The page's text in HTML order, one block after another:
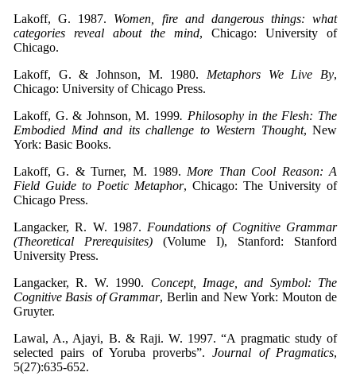
Lakoff, G. 1987. Women, fire and dangerous things: what
categories
reveal about the mind, Chicago: University of
Chicago.
Lakoff, G. & Johnson, M. 1980. Metaphors We Live By,
Chicago: University of Chicago Press.
Lakoff, G. & Johnson, M. 1999. Philosophy in the Flesh: The
Embodied Mind and its challenge to Western Thought, New
York: Basic Books.
Lakoff, G. & Turner, M. 1989. More Than Cool Reason: A
Field Guide to Poetic Metaphor, Chicago: The University of
Chicago Press.
Langacker, R. W. 1987. Foundations of Cognitive Grammar
(Theoretical Prerequisites) (Volume I), Stanford: Stanford
University Press.
Langacker, R. W. 1990. Concept, Image, and Symbol: The
Cognitive Basis of Grammar, Berlin and New York: Mouton de
Gruyter.
Lawal, A., Ajayi, B. & Raji. W. 1997. “A pragmatic study of
selected pairs of Yoruba proverbs”.Journal of Pragmatics,
5(27):635-652.